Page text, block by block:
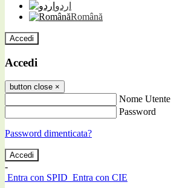
اردو
Română
Accedi
Accedi
button close ×
Nome Utente
Password
Password dimenticata?
-
Entra con SPID Entra con CIE